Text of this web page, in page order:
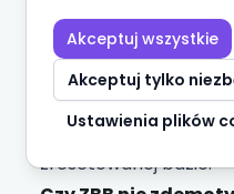
zwrotny: przejęcie,
spadek marż, nowa
procesem rocznym
wraca do
zresetowanej bazie.
Akceptuj wszystkie
Akceptuj tylko
Ustawienia plików